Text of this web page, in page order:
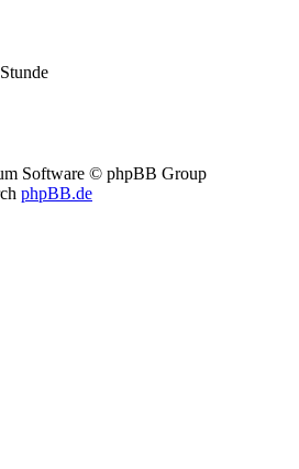
Software © phpBB Group
phpBB.de